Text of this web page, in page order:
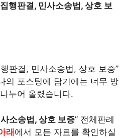
행판결, 민사소송법, 상호 보
판결, 민사소송법, 상호 보증”
의 포스팅에 담기에는 너무 방
누어 올렸습니다.
소송법, 상호 보증” 전체판례
래에서 모든 자료를 확인하실